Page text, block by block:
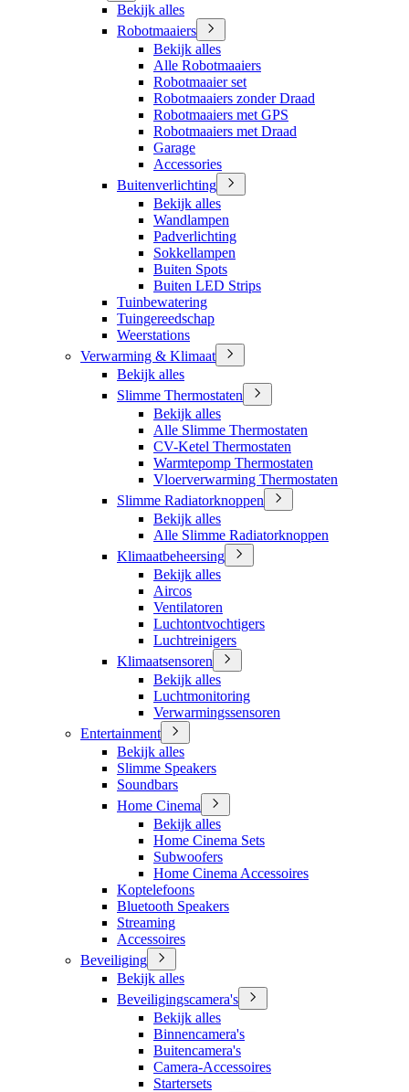
Bekijk alles
Robotmaaiers
Bekijk alles
Alle Robotmaaiers
Robotmaaier set
Robotmaaiers zonder Draad
Robotmaaiers met GPS
Robotmaaiers met Draad
Garage
Accessories
Buitenverlichting
Bekijk alles
Wandlampen
Padverlichting
Sokkellampen
Buiten Spots
Buiten LED Strips
Tuinbewatering
Tuingereedschap
Weerstations
Verwarming & Klimaat
Bekijk alles
Slimme Thermostaten
Bekijk alles
Alle Slimme Thermostaten
CV-Ketel Thermostaten
Warmtepomp Thermostaten
Vloerverwarming Thermostaten
Slimme Radiatorknoppen
Bekijk alles
Alle Slimme Radiatorknoppen
Klimaatbeheersing
Bekijk alles
Aircos
Ventilatoren
Luchtontvochtigers
Luchtreinigers
Klimaatsensoren
Bekijk alles
Luchtmonitoring
Verwarmingssensoren
Entertainment
Bekijk alles
Slimme Speakers
Soundbars
Home Cinema
Bekijk alles
Home Cinema Sets
Subwoofers
Home Cinema Accessoires
Koptelefoons
Bluetooth Speakers
Streaming
Accessoires
Beveiliging
Bekijk alles
Beveiligingscamera's
Bekijk alles
Binnencamera's
Buitencamera's
Camera-Accessoires
Startersets